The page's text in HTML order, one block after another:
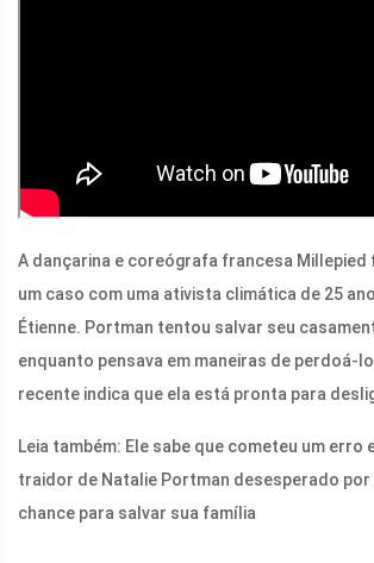
A dançarina e coreógrafa francesa Millepied
um caso com uma ativista climática de 25
Étienne. Portman tentou salvar seu
enquanto pensava em maneiras de perdoá-
recente indica que ela está pronta para
Leia também: Ele sabe que cometeu um erro
traidor de Natalie Portman desesperado por
chance para salvar sua família